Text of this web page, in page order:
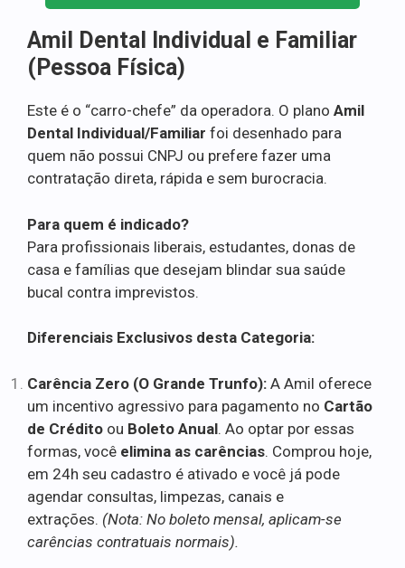
Amil Dental Individual e Familiar
(Pessoa Física)
Este é o “carro-chefe” da operadora. O plano Amil
Dental Individual/Familiar foi desenhado para
quem não possui CNPJ ou prefere fazer uma
contratação direta, rápida e sem burocracia.
Para quem é indicado?
Para profissionais liberais, estudantes, donas de
casa e famílias que desejam blindar sua saúde
bucal contra imprevistos.
Diferenciais Exclusivos desta Categoria:
Carência Zero (O Grande Trunfo): A Amil oferece
um incentivo agressivo para pagamento no Cartão
de Crédito ou Boleto Anual. Ao optar por essas
formas, você elimina as carências. Comprou hoje,
em 24h seu cadastro é ativado e você já pode
agendar consultas, limpezas, canais e
extrações. (Nota: No boleto mensal, aplicam-se
carências contratuais normais).